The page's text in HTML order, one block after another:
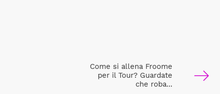
Come si allena Froome
per il Tour? Guardate
che roba...